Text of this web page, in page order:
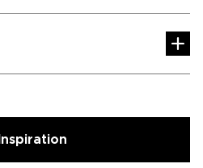
Inspiration